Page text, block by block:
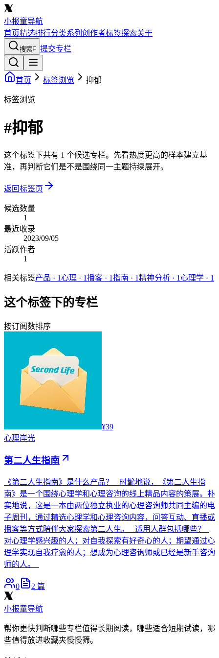
小报童导航
首页精选排行分类系列 创作者标签探索关于
搜索F 提交专栏
首页 标签浏览 抑郁
标签浏览
#抑郁
这个标签下共有 1 个候选专栏。先看热度更高的样本建立基
准，再判断它们是不是围绕同一主题持续展开。
返回标签页
候选数量
1
最近收录
2023/09/05
活跃作者
1
相关标签产品 · 1心理 · 1播客 · 1指南 · 1精神分析 · 1心理学 · 1
这个标签下的专栏
按订阅数排序
¥39
心理岸光
第二人生指南
《第二人生指南》是什么产品？ 时髦地说，《第二人生指
南》是一个围绕心理学和心理咨询的线上精品内容的策展。朴
实地说，这是一本由两位独立执业的心理咨询师共同主编的电
子周刊，通过精选心理学和心理咨询内容，问答互动、直播或
播客等方式陪伴大家探索第二人生。 适用人群包括哪些？
对心理学感兴趣的人；对自我探索有好奇心的人；期望通过心
理学实现自我疗愈的人；想成为心理咨询师或已经是新手咨询
师的人。
0 2 篇
小报童导航
帮你更快判断哪些专栏值得长期阅读，哪些适合短期试读，哪
些值得放进收藏夹慢慢筛。